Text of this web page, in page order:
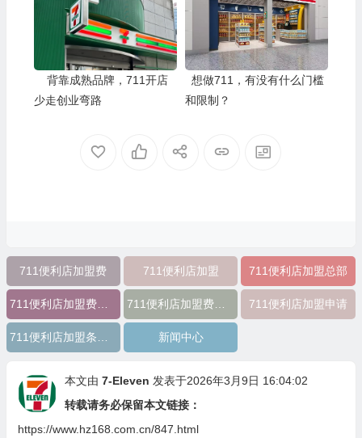
背靠成熟品牌，711开店
少走创业弯路
想做711，有没有什么门槛
和限制？
711便利店加盟费 711便利店加盟 711便利店加盟总部
711便利店加盟费用明细 711便利店加盟费及条件 711便利店加盟申请
711便利店加盟条件有哪些 新闻中心
本文由 7-Eleven 发表于2026年3月9日 16:04:02
转载请务必保留本文链接：
https://www.hz168.com.cn/847.html